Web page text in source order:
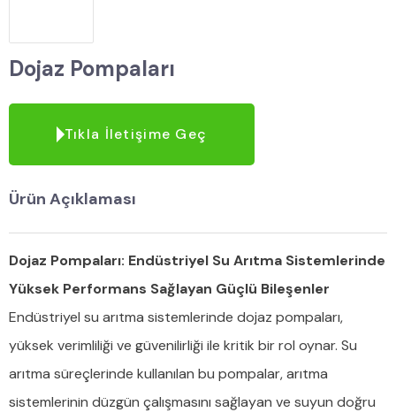
Dojaz Pompaları
Tıkla İletişime Geç
Ürün Açıklaması
Dojaz Pompaları: Endüstriyel Su Arıtma Sistemlerinde
Yüksek Performans Sağlayan Güçlü Bileşenler
Endüstriyel su arıtma sistemlerinde dojaz pompaları,
yüksek verimliliği ve güvenilirliği ile kritik bir rol oynar. Su
arıtma süreçlerinde kullanılan bu pompalar, arıtma
sistemlerinin düzgün çalışmasını sağlayan ve suyun doğru